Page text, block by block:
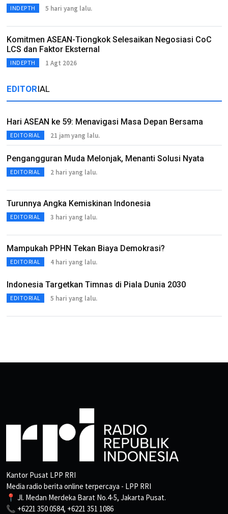
INDEPTH 5 hari yang lalu.
Komitmen ASEAN-Tiongkok Selesaikan Negosiasi CoC
LCS dan Faktor Eksternal
INDEPTH 1 Agt 2026
EDITORIAL
Hari ASEAN ke 59: Menavigasi Masa Depan Bersama
EDITORIAL 21 jam yang lalu.
Pengangguran Muda Melonjak, Menanti Solusi Nyata
EDITORIAL 2 hari yang lalu.
Turunnya Angka Kemiskinan Indonesia
EDITORIAL 3 hari yang lalu.
Mampukah PPHN Tekan Biaya Demokrasi?
EDITORIAL 4 hari yang lalu.
Indonesia Targetkan Timnas di Piala Dunia 2030
EDITORIAL 5 hari yang lalu.
Kantor Pusat LPP RRI
Media radio berita online terpercaya - LPP RRI
📍 Jl. Medan Merdeka Barat No.4-5, Jakarta Pusat.
📞 +6221 350 0584, +6221 351 1086